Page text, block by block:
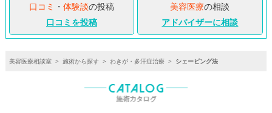
口コミ ・ 体験談の投稿
口コミを投稿
美容医療の相談
アドバイザーに相談
美容医療相談室 > 施術から探す > わきが・多汗症治療 > シェービング法